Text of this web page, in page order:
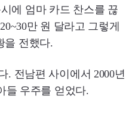
에 엄마 카드 찬스를 끊
만 원 달라고 그렇게
을 전했다.
. 전남편 사이에서 2000년
들 우주를 얻었다.